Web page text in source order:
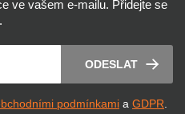
ve vašem e-mailu. Přidejte se
ODESLAT
podmínkami a GDPR.